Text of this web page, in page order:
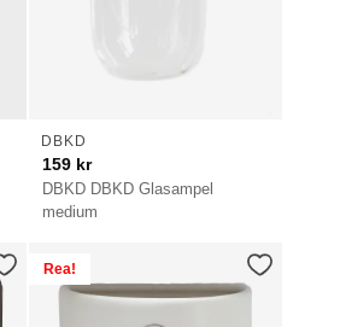
DBKD DBKD Glasampel
medium
DBKD
159 kr
Rea!